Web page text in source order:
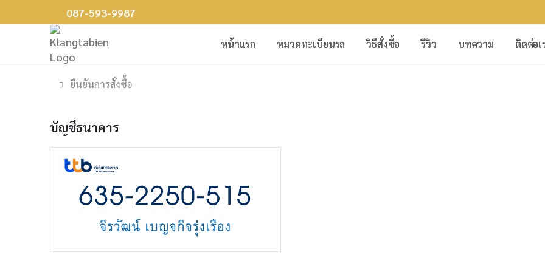
087-593-9987
หน้าแรก หมวดทะเบียนรถ วิธีสั่งซื้อ รีวิว บทความ ติดต่อเ
ยืนยันการสั่งซื้อ
บัญชีธนาคาร